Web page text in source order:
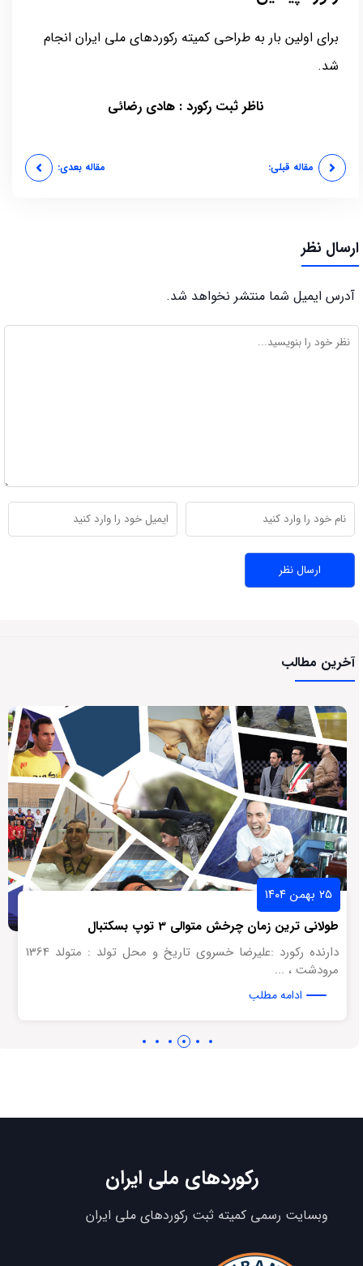
آخرین مطالب
۲۵ بهمن ۱۴۰۴
طولانی ترین زمان چرخش متوالی 3 توپ بسکتبال
دارنده رکورد :علیرضا خسروی تاریخ و محل تولد : متولد 1364
مرودشت ، ...
ادامه مطلب
برای اولین بار به طراحی کمیته رکوردهای ملی ایران انجام
شد.
ناظر ثبت رکورد : هادی رضائی
مقاله قبلی: مقاله بعدی:
ارسال نظر
آدرس ایمیل شما منتشر نخواهد شد.
رکوردهای ملی ایران
وبسایت رسمی کمیته ثبت رکوردهای ملی ایران